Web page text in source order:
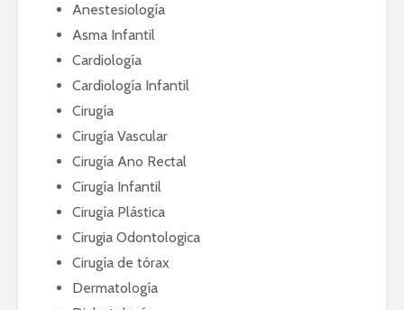
Anestesiología
Asma Infantil
Cardiología
Cardiología Infantil
Cirugía
Cirugía Vascular
Cirugía Ano Rectal
Cirugía Infantil
Cirugía Plástica
Cirugia Odontologica
Cirugía de tórax
Dermatología